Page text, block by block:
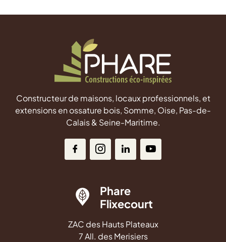
Constructeur de maisons, locaux professionnels, et
extensions en ossature bois, Somme, Oise, Pas-de-
Calais & Seine-Maritime.
Phare
Flixecourt
ZAC des Hauts Plateaux
7 All. des Merisiers